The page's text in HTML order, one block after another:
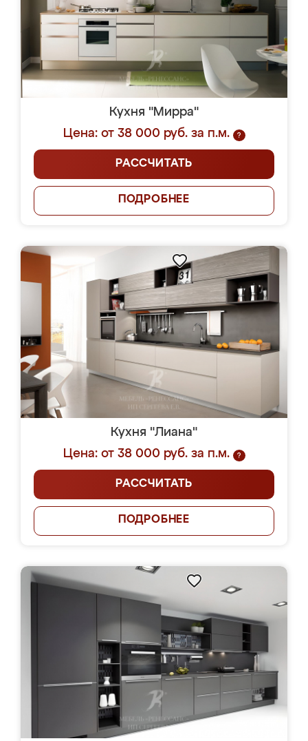
Кухня "Мирра"
Цена: от 38 000 руб. за п.м.
?
РАССЧИТАТЬ
ПОДРОБНЕЕ
Кухня "Лиана"
Цена: от 38 000 руб. за п.м.
?
РАССЧИТАТЬ
ПОДРОБНЕЕ